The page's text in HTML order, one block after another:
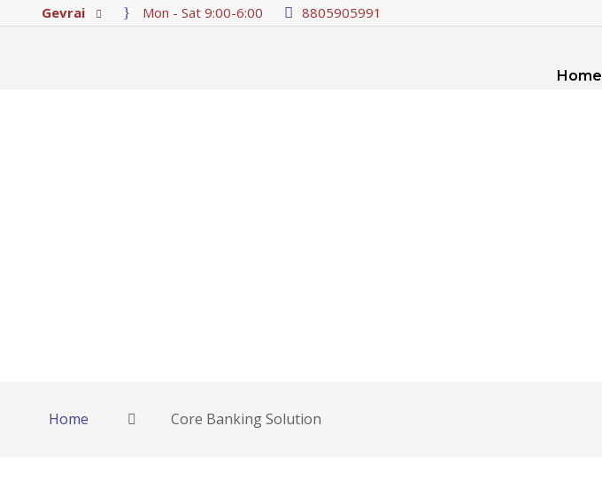
Gevrai Mon - Sat 9:00-6:00 8805905991
Home
Home Core Banking Solution